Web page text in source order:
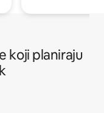
koji planiraju